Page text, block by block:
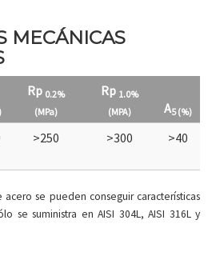
MECÁNICAS
Rp 0.2%
(MPa)
Rp 1.0%
(MPA)
A5(%)
>250 >300 >40
se pueden conseguir características
se suministra en AISI 304L, AISI 316L y